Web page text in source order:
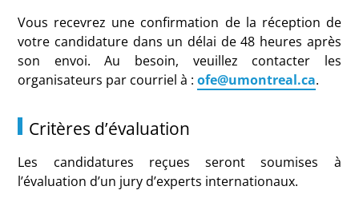
Vous recevrez une confirmation de la réception de
votre candidature dans un délai de 48 heures après
son envoi. Au besoin, veuillez contacter les
organisateurs par courriel à : ofe@umontreal.ca.
Critères d’évaluation
Les candidatures reçues seront soumises à
l’évaluation d’un jury d’experts internationaux.